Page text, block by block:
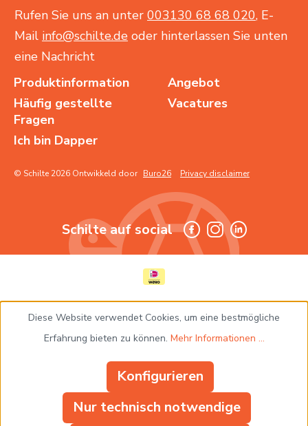
Rufen Sie uns an unter 003130 68 68 020, E-
Mail info@schilte.de oder hinterlassen Sie unten
eine Nachricht
Produktinformation
Angebot
Häufig gestellte
Fragen
Vacatures
Ich bin Dapper
© Schilte 2026 Ontwikkeld door Buro26 Privacy disclaimer
Schilte auf social
Diese Website verwendet Cookies, um eine bestmögliche
Erfahrung bieten zu können. Mehr Informationen ...
Nur technisch notwendige
Konfigurieren